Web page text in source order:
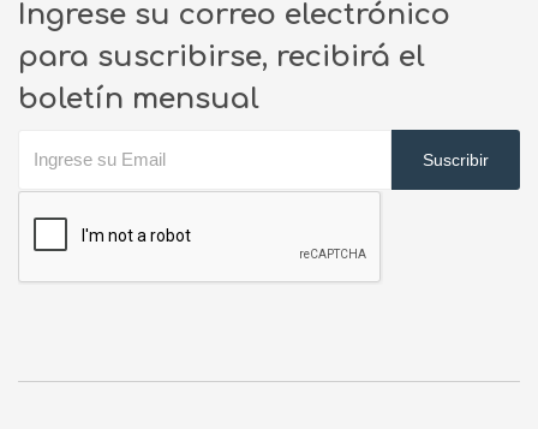
Ingrese su correo electrónico
para suscribirse, recibirá el
boletín mensual
Suscribir